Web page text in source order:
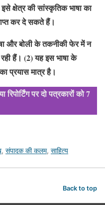
क्षेत्र की सांस्कृतिक भाषा का
कर दे सकते हैं।
और बोली के तकनीकी फेर में न
हैं। (2) यह इस भाषा के
प्रयास मात्र है।
रिपोर्टिंग पर दो पत्रकारों को 7
, संपादक की कलम, साहित्य
Back to top